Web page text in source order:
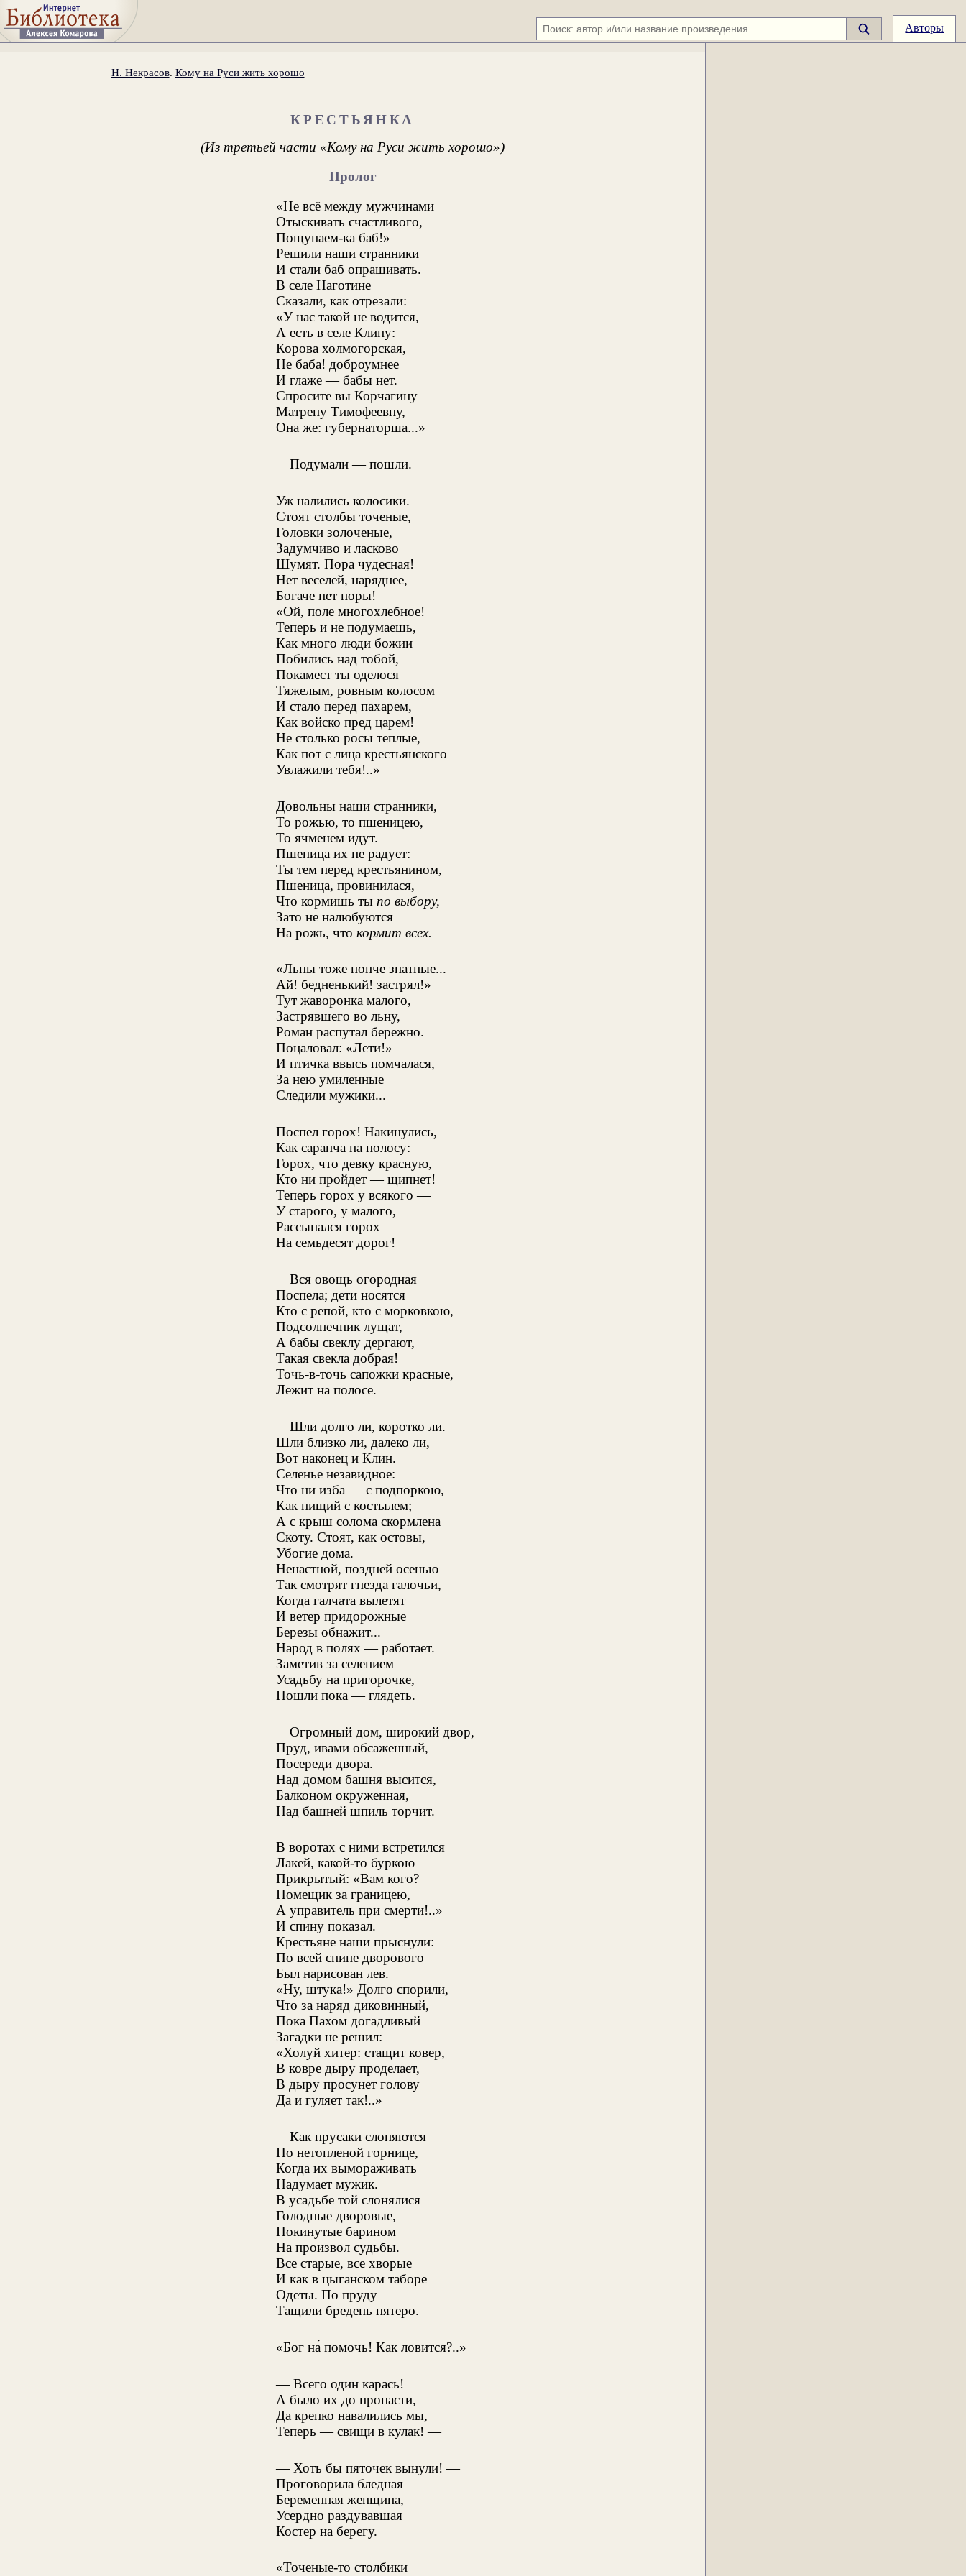
Авторы
Н. Некрасов. Кому на Руси жить хорошо
КРЕСТЬЯНКА
(Из третьей части «Кому на Руси жить хорошо»)
Пролог
«Не всё между мужчинами
Отыскивать счастливого,
Пощупаем-ка баб!» —
Решили наши странники
И стали баб опрашивать.
В селе Наготине
Сказали, как отрезали:
«У нас такой не водится,
А есть в селе Клину:
Корова холмогорская,
Не баба! доброумнее
И глаже — бабы нет.
Спросите вы Корчагину
Матрену Тимофеевну,
Она же: губернаторша...»
Подумали — пошли.
Уж налились колосики.
Стоят столбы точеные,
Головки золоченые,
Задумчиво и ласково
Шумят. Пора чудесная!
Нет веселей, наряднее,
Богаче нет поры!
«Ой, поле многохлебное!
Теперь и не подумаешь,
Как много люди божии
Побились над тобой,
Покамест ты оделося
Тяжелым, ровным колосом
И стало перед пахарем,
Как войско пред царем!
Не столько росы теплые,
Как пот с лица крестьянского
Увлажили тебя!..»
Довольны наши странники,
То рожью, то пшеницею,
То ячменем идут.
Пшеница их не радует:
Ты тем перед крестьянином,
Пшеница, провинилася,
Что кормишь ты по выбору,
Зато не налюбуются
На рожь, чтокормит всех.
«Льны тоже нонче знатные...
Ай! бедненький! застрял!»
Тут жаворонка малого,
Застрявшего во льну,
Роман распутал бережно.
Поцаловал: «Лети!»
И птичка ввысь помчалася,
За нею умиленные
Следили мужики...
Поспел горох! Накинулись,
Как саранча на полосу:
Горох, что девку красную,
Кто ни пройдет — щипнет!
Теперь горох у всякого —
У старого, у малого,
Рассыпался горох
На семьдесят дорог!
Вся овощь огородная
Поспела; дети носятся
Кто с репой, кто с морковкою,
Подсолнечник лущат,
А бабы свеклу дергают,
Такая свекла добрая!
Точь-в-точь сапожки красные,
Лежит на полосе.
Шли долго ли, коротко ли.
Шли близко ли, далеко ли,
Вот наконец и Клин.
Селенье незавидное:
Что ни изба — с подпоркою,
Как нищий с костылем;
А с крыш солома скормлена
Скоту. Стоят, как остовы,
Убогие дома.
Ненастной, поздней осенью
Так смотрят гнезда галочьи,
Когда галчата вылетят
И ветер придорожные
Березы обнажит...
Народ в полях — работает.
Заметив за селением
Усадьбу на пригорочке,
Пошли пока — глядеть.
Огромный дом, широкий двор,
Пруд, ивами обсаженный,
Посереди двора.
Над домом башня высится,
Балконом окруженная,
Над башней шпиль торчит.
В воротах с ними встретился
Лакей, какой-то буркою
Прикрытый: «Вам кого?
Помещик за границею,
А управитель при смерти!..»
И спину показал.
Крестьяне наши прыснули:
По всей спине дворового
Был нарисован лев.
«Ну, штука!» Долго спорили,
Что за наряд диковинный,
Пока Пахом догадливый
Загадки не решил:
«Холуй хитер: стащит ковер,
В ковре дыру проделает,
В дыру просунет голову
Да и гуляет так!..»
Как прусаки слоняются
По нетопленой горнице,
Когда их вымораживать
Надумает мужик.
В усадьбе той слонялися
Голодные дворовые,
Покинутые барином
На произвол судьбы.
Все старые, все хворые
И как в цыганском таборе
Одеты. По пруду
Тащили бредень пятеро.
«Бог на́ помочь! Как ловится?..»
— Всего один карась!
А было их до пропасти,
Да крепко навалились мы,
Теперь — свищи в кулак! —
— Хоть бы пяточек вынули! —
Проговорила бледная
Беременная женщина,
Усердно раздувавшая
Костер на берегу.
«Точеные-то столбики